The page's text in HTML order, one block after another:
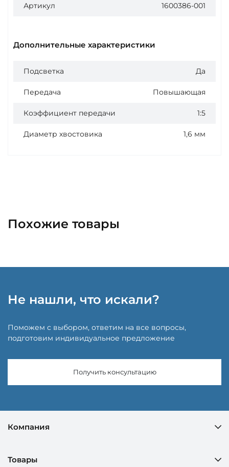
Артикул 1600386-001
Дополнительные характеристики
Подсветка Да
Передача Повышающая
Коэффициент передачи 1:5
Диаметр хвостовика 1,6 мм
Похожие товары
Не нашли, что искали?
Поможем с выбором, ответим на все вопросы,
подготовим индивидуальное предложение
Получить консультацию
Компания
Товары